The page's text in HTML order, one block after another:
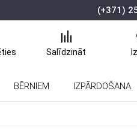
(+371)
Salīdzināt
BĒRNIEM IZPĀRDOŠANA